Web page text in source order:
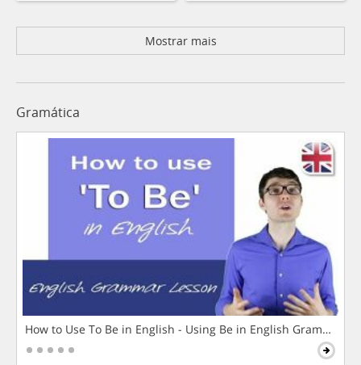
Mostrar mais
Gramática
How to Use To Be in English - Using Be in English Grammar